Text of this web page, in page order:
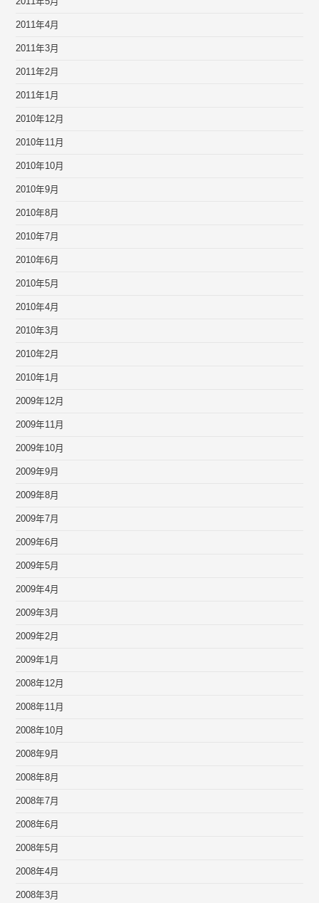
2011年4月
2011年3月
2011年2月
2011年1月
2010年12月
2010年11月
2010年10月
2010年9月
2010年8月
2010年7月
2010年6月
2010年5月
2010年4月
2010年3月
2010年2月
2010年1月
2009年12月
2009年11月
2009年10月
2009年9月
2009年8月
2009年7月
2009年6月
2009年5月
2009年4月
2009年3月
2009年2月
2009年1月
2008年12月
2008年11月
2008年10月
2008年9月
2008年8月
2008年7月
2008年6月
2008年5月
2008年4月
2008年3月